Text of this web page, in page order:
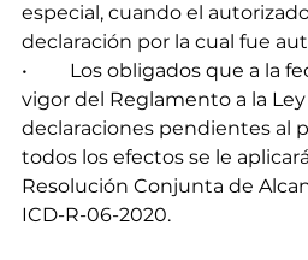
especial, cuando el
declaración por la cual fue
•	Los obligados que a la fecha de la entrada en
vigor del Reglamento a la
declaraciones pendientes al
todos los efectos se le
Resolución Conjunta de
ICD-R-06-2020.